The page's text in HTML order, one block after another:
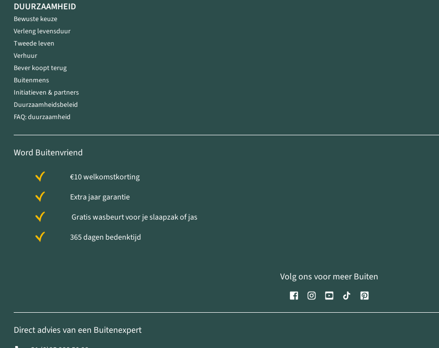
DUURZAAMHEID
Bewuste keuze
Verleng levensduur
Tweede leven
Verhuur
Bever koopt terug
Buitenmens
Initiatieven & partners
Duurzaamheidsbeleid
FAQ: duurzaamheid
Word Buitenvriend
€10 welkomstkorting
Extra jaar garantie
Gratis wasbeurt voor je slaapzak of jas
365 dagen bedenktijd
Volg ons voor meer Buiten
Direct advies van een Buitenexpert